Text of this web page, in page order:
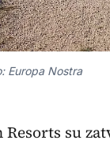
Europa Nostra
su